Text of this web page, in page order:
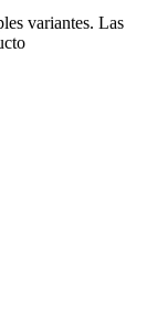
variantes. Las